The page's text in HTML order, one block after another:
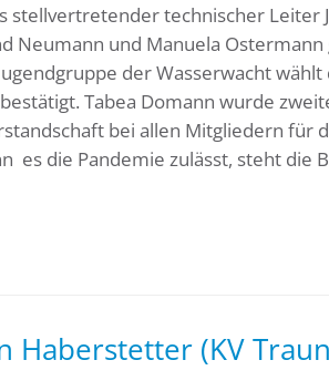
technischer Leiter
Neumann und Manuela
der Wasserwacht
Tabea Domann wurde
bei allen Mitgliedern für
es die Pandemie zulässt, steht die
Haberstetter (KV